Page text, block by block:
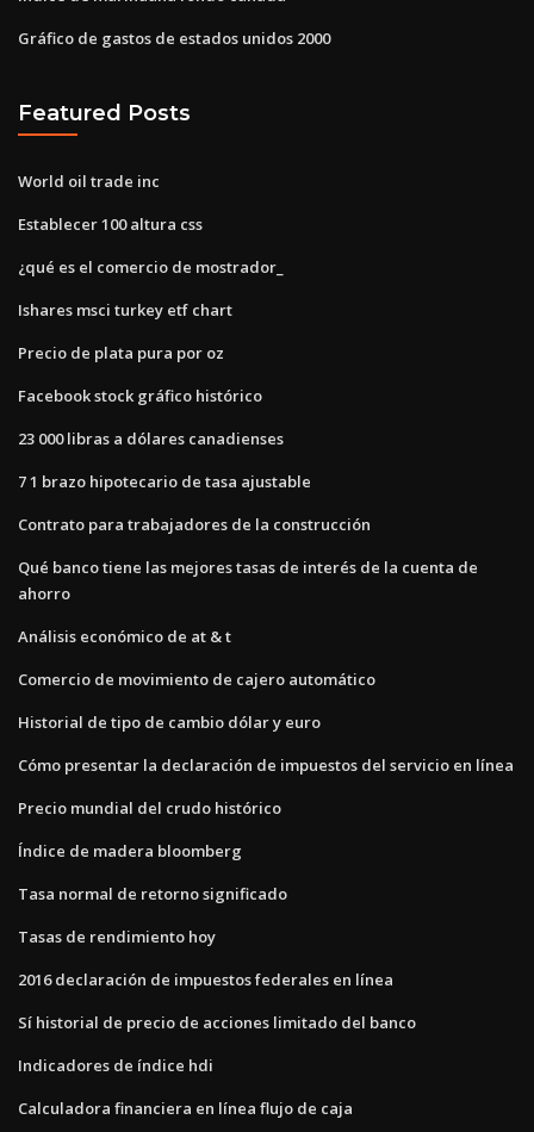
Gráfico de gastos de estados unidos 2000
Featured Posts
World oil trade inc
Establecer 100 altura css
¿qué es el comercio de mostrador_
Ishares msci turkey etf chart
Precio de plata pura por oz
Facebook stock gráfico histórico
23 000 libras a dólares canadienses
7 1 brazo hipotecario de tasa ajustable
Contrato para trabajadores de la construcción
Qué banco tiene las mejores tasas de interés de la cuenta de
ahorro
Análisis económico de at & t
Comercio de movimiento de cajero automático
Historial de tipo de cambio dólar y euro
Cómo presentar la declaración de impuestos del servicio en línea
Precio mundial del crudo histórico
Índice de madera bloomberg
Tasa normal de retorno significado
Tasas de rendimiento hoy
2016 declaración de impuestos federales en línea
Sí historial de precio de acciones limitado del banco
Indicadores de índice hdi
Calculadora financiera en línea flujo de caja